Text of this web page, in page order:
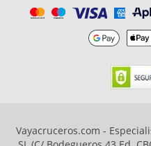
Vayacruceros.com -